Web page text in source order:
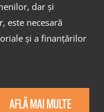
dar și
este necesară
și a finanțărilor
AFLĂ MAI MULTE